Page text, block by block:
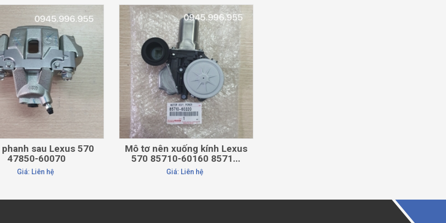
CHI TIẾT
sau Lexus 570
47850-60070
Giá: Liên hệ
CHI TIẾT
Mô tơ nên xuống kính Lexus
570 85710-60160 8571...
Giá: Liên hệ